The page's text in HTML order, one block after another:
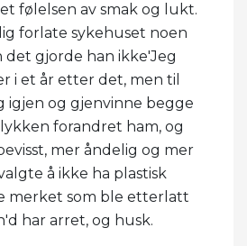
følelsen av smak og lukt.
forlate sykehuset noen
det gjorde han ikke'Jeg
i et år etter det, men til
igjen og gjenvinne begge
forandret ham, og
mer åndelig og mer
å ikke ha plastisk
merket som ble etterlatt
har arret, og husk.